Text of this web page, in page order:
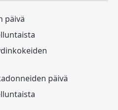
päivä
päivä